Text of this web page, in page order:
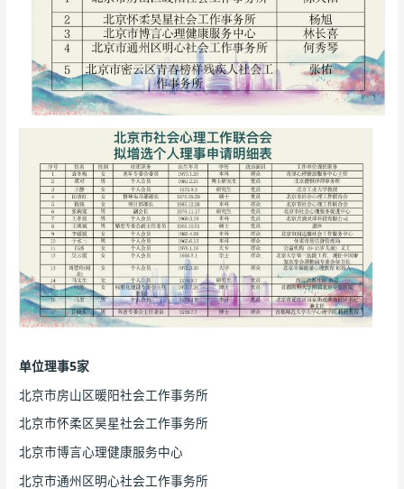
单位理事5家
北京市房山区暖阳社会工作事务所
北京市怀柔区昊星社会工作事务所
北京市博言心理健康服务中心
北京市通州区明心社会工作事务所